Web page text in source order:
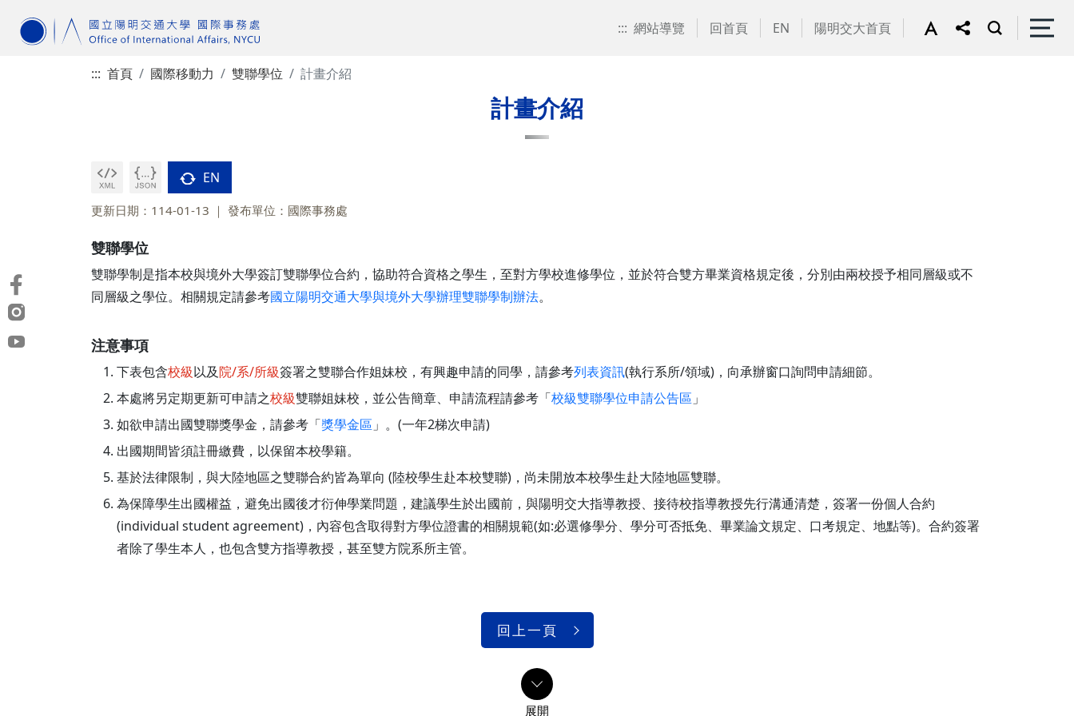
::: 網站導覽 回首頁 EN 陽明交大首頁
::: 首頁 國際移動力 雙聯學位 計畫介紹
計畫介紹
EN
更新日期：114-01-13 發布單位：國際事務處
雙聯學位
雙聯學制是指本校與境外大學簽訂雙聯學位合約，協助符合資格之學生，至對方學校進修學位，並於符合雙方畢業資格規定後，分別由兩校授予相同層級或不
同層級之學位。相關規定請參考國立陽明交通大學與境外大學辦理雙聯學制辦法。
注意事項
下表包含校級以及院/系/所級簽署之雙聯合作姐妹校，有興趣申請的同學，請參考列表資訊(執行系所/領域)，向承辦窗口詢問申請細節。
本處將另定期更新可申請之校級雙聯姐妹校，並公告簡章、申請流程請參考「校級雙聯學位申請公告區 」
如欲申請出國雙聯獎學金，請參考「獎學金區 」。(一年2梯次申請)
出國期間皆須註冊繳費，以保留本校學籍。
基於法律限制，與大陸地區之雙聯合約皆為單向 (陸校學生赴本校雙聯)，尚未開放本校學生赴大陸地區雙聯。
為保障學生出國權益，避免出國後才衍伸學業問題，建議學生於出國前，與陽明交大指導教授、接待校指導教授先行溝通清楚，簽署一份個人合約
(individual student agreement)，內容包含取得對方學位證書的相關規範(如:必選修學分、學分可否抵免、畢業論文規定、口考規定、地點等)。合約簽署
者除了學生本人，也包含雙方指導教授，甚至雙方院系所主管。
回上一頁